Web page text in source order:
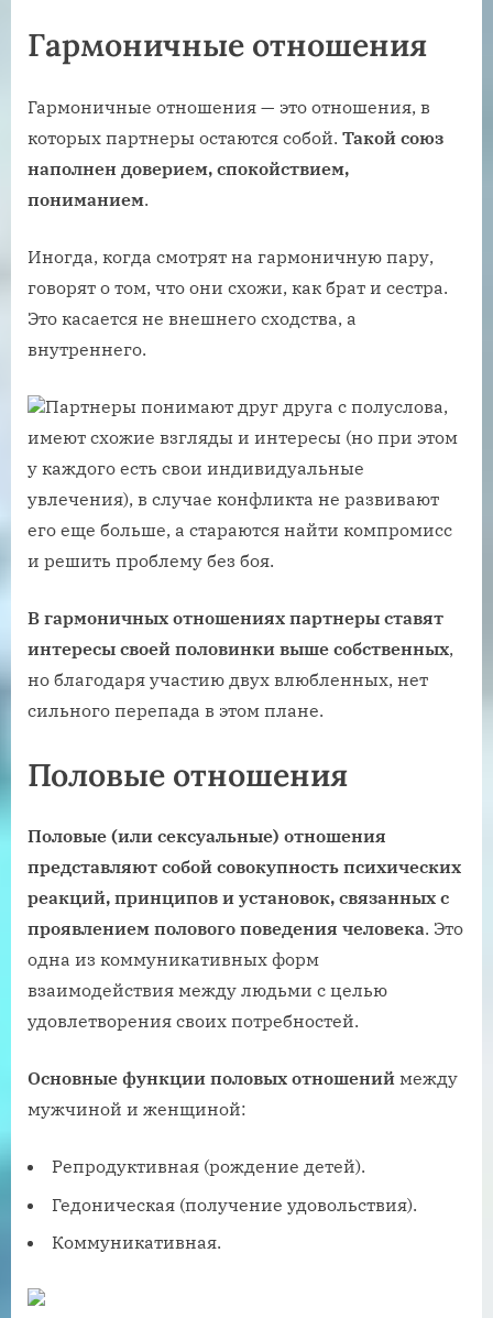
Гармоничные отношения
Гармоничные отношения — это отношения, в
которых партнеры остаются собой. Такой союз
наполнен доверием, спокойствием,
пониманием.
Иногда, когда смотрят на гармоничную пару,
говорят о том, что они схожи, как брат и сестра.
Это касается не внешнего сходства, а
внутреннего.
Партнеры понимают друг друга с полуслова,
имеют схожие взгляды и интересы (но при этом
у каждого есть свои индивидуальные
увлечения), в случае конфликта не развивают
его еще больше, а стараются найти компромисс
и решить проблему без боя.
В гармоничных отношениях партнеры ставят
интересы своей половинки выше собственных,
но благодаря участию двух влюбленных, нет
сильного перепада в этом плане.
Половые отношения
Половые (или сексуальные) отношения
представляют собой совокупность психических
реакций, принципов и установок, связанных с
проявлением полового поведения человека. Это
одна из коммуникативных форм
взаимодействия между людьми с целью
удовлетворения своих потребностей.
Основные функции половых отношений между
мужчиной и женщиной:
Репродуктивная (рождение детей).
Гедоническая (получение удовольствия).
Коммуникативная.